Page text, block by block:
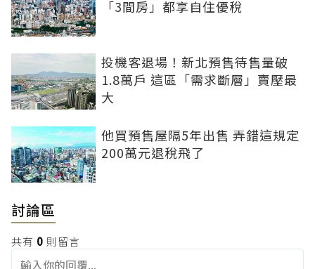
「3間房」都享自住優稅
投機客退場！新北預售待售量破
1.8萬戶 這區「需求斷層」賣壓最
大
他買預售屋隔5年出售 弄錯這規定
200萬元退稅飛了
討論區
共有 0 則留言